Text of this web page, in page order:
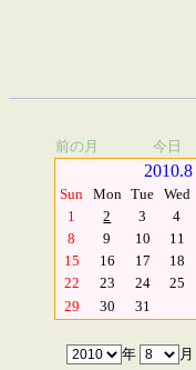
前の月 今日
2010.8
Sun Mon Tue Wed
1
2 3 4
8
9 10 11
15
16 17 18
22
23 24 25
29
30 31
年 月